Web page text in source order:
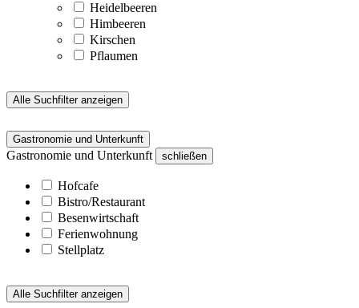
Heidelbeeren
Himbeeren
Kirschen
Pflaumen
Alle Suchfilter anzeigen
Gastronomie und Unterkunft
Gastronomie und Unterkunft schließen
Hofcafe
Bistro/Restaurant
Besenwirtschaft
Ferienwohnung
Stellplatz
Alle Suchfilter anzeigen